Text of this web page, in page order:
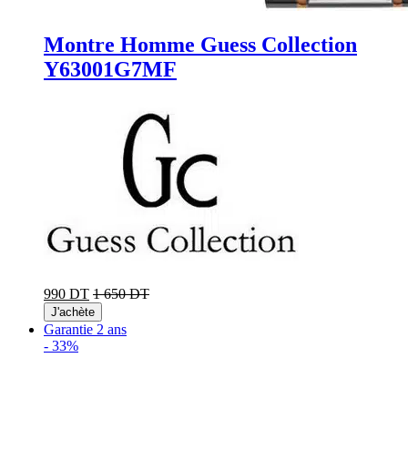
Montre Homme Guess Collection
Y63001G7MF
990 DT 1 650 DT
J'achète
Garantie 2 ans
- 33%